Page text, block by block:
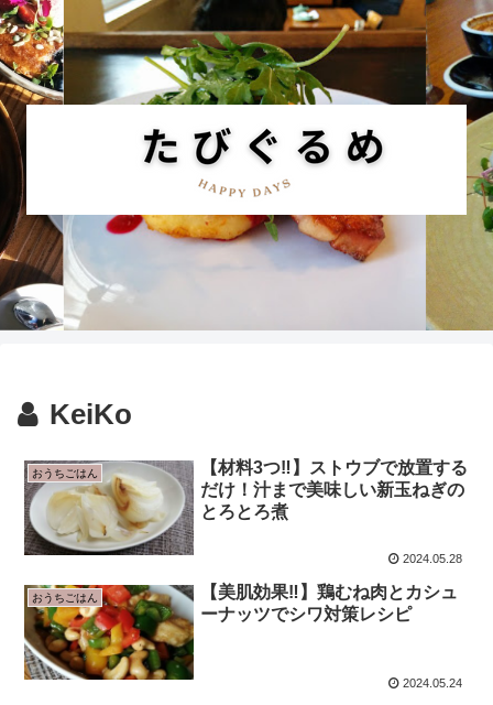
KeiKo
おうちごはん
【材料3つ‼】ストウブで放置する
だけ！汁まで美味しい新玉ねぎの
とろとろ煮
2024.05.28
おうちごはん
【美肌効果‼】鶏むね肉とカシュ
ーナッツでシワ対策レシピ
2024.05.24